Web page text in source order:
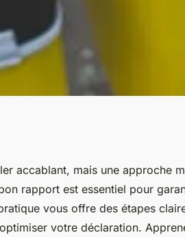
sinistre :
accablant, mais une approche
rapport est essentiel pour
vous offre des étapes
votre déclaration.